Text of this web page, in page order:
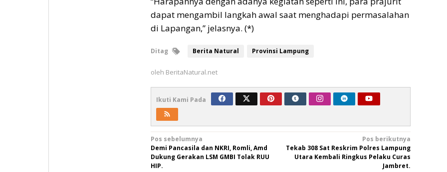
dapat mengambil langkah awal saat menghadapi permasalahan
di Lapangan,” jelasnya. (*)
Ditag Berita Natural Provinsi Lampung
oleh BeritaNatural.net
Ikuti Kami Pada
Navigasi
pos
Pos sebelumnya
Demi Pancasila dan NKRI, Romli, Amd
Dukung Gerakan LSM GMBI Tolak RUU
HIP.
Pos berikutnya
Tekab 308 Sat Reskrim Polres Lampung
Utara Kembali Ringkus Pelaku Curas
Jambret.